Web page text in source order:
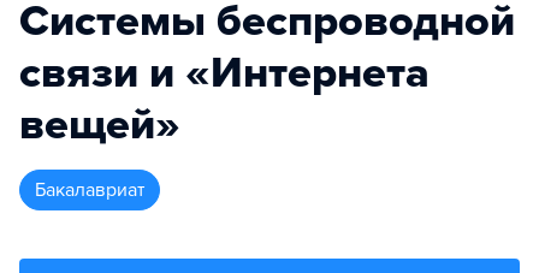
Системы беспроводной
связи и «Интернета
вещей»
бакалавриат